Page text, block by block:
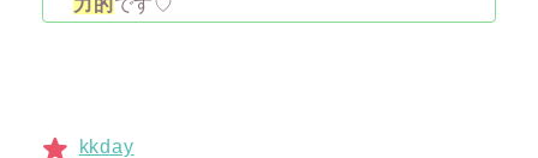
力的です♡
kkday